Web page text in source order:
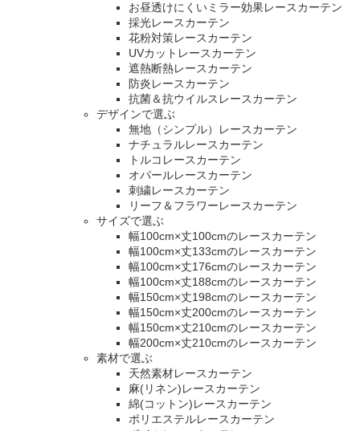
お昼透けにくいミラー効果レースカーテン
採光レースカーテン
花粉対策レースカーテン
UVカットレースカーテン
遮熱断熱レースカーテン
防炎レースカーテン
抗菌＆抗ウイルスレースカーテン
デザインで選ぶ
無地（シンプル）レースカーテン
ナチュラルレースカーテン
トルコレースカーテン
オパールレースカーテン
刺繍レースカーテン
リーフ＆フラワーレースカーテン
サイズで選ぶ
幅100cm×丈100cmのレースカーテン
幅100cm×丈133cmのレースカーテン
幅100cm×丈176cmのレースカーテン
幅100cm×丈188cmのレースカーテン
幅150cm×丈198cmのレースカーテン
幅150cm×丈200cmのレースカーテン
幅150cm×丈210cmのレースカーテン
幅200cm×丈210cmのレースカーテン
素材で選ぶ
天然素材レースカーテン
麻(リネン)レースカーテン
綿(コットン)レースカーテン
ポリエステルレースカーテン